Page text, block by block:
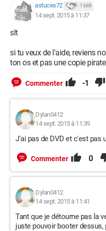
astuces72 1 669
14 sept. 2015 à 11:37
slt
si tu veux de l'aide, reviens
ton os et pas une copie pirate
Commenter -1
Dylan0412
14 sept. 2015 à 11:39
J'ai pas de DVD et c'est pas
Commenter 0
Dylan0412
14 sept. 2015 à 11:41
Tant que je détourne pas la
juste pouvoir booter dessus,